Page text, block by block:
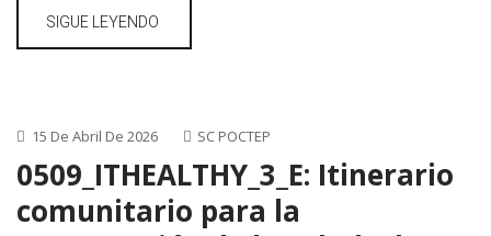
SIGUE LEYENDO
15 De Abril De 2026 SC POCTEP
0509_ITHEALTHY_3_E: Itinerario
comunitario para la